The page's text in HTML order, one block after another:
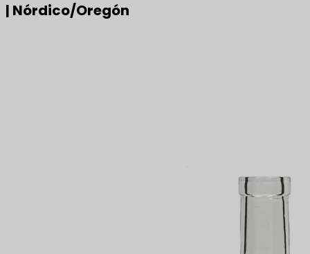
| Nórdico/Oregón